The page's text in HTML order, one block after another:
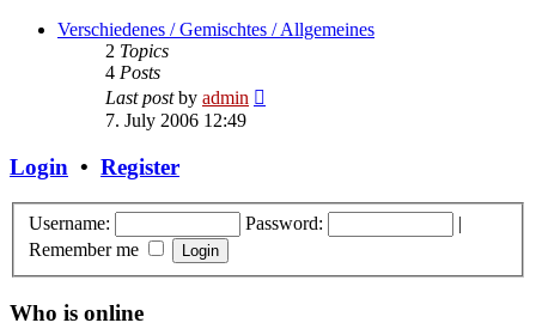
Verschiedenes / Gemischtes / Allgemeines
2 Topics
4 Posts
Last postby admin
7. July 2006 12:49
Login • Register
Username: Password:
|
Remember me
Who is online